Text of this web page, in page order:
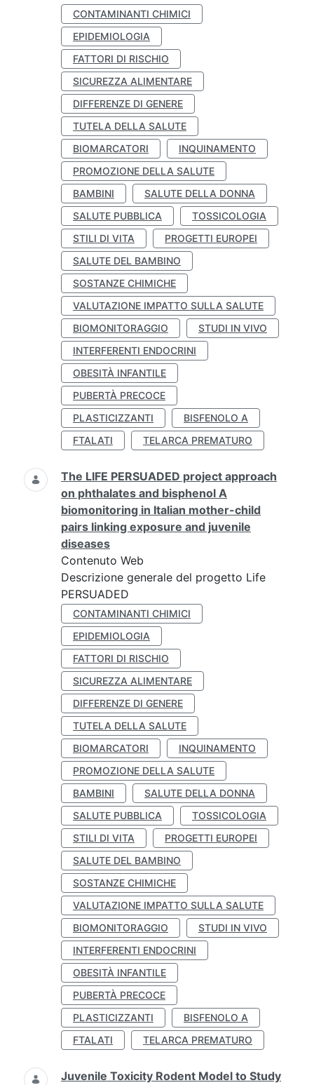
CONTAMINANTI CHIMICI
EPIDEMIOLOGIA
FATTORI DI RISCHIO
SICUREZZA ALIMENTARE
DIFFERENZE DI GENERE
TUTELA DELLA SALUTE
BIOMARCATORI
INQUINAMENTO
PROMOZIONE DELLA SALUTE
BAMBINI
SALUTE DELLA DONNA
SALUTE PUBBLICA
TOSSICOLOGIA
STILI DI VITA
PROGETTI EUROPEI
SALUTE DEL BAMBINO
SOSTANZE CHIMICHE
VALUTAZIONE IMPATTO SULLA SALUTE
BIOMONITORAGGIO
STUDI IN VIVO
INTERFERENTI ENDOCRINI
OBESITÀ INFANTILE
PUBERTÀ PRECOCE
PLASTICIZZANTI
BISFENOLO A
FTALATI
TELARCA PREMATURO
The LIFE PERSUADED project approach
on phthalates and bisphenol A
biomonitoring in Italian mother-child
pairs linking exposure and juvenile
diseases
Contenuto Web
Descrizione generale del progetto Life
PERSUADED
CONTAMINANTI CHIMICI
EPIDEMIOLOGIA
FATTORI DI RISCHIO
SICUREZZA ALIMENTARE
DIFFERENZE DI GENERE
TUTELA DELLA SALUTE
BIOMARCATORI
INQUINAMENTO
PROMOZIONE DELLA SALUTE
BAMBINI
SALUTE DELLA DONNA
SALUTE PUBBLICA
TOSSICOLOGIA
STILI DI VITA
PROGETTI EUROPEI
SALUTE DEL BAMBINO
SOSTANZE CHIMICHE
VALUTAZIONE IMPATTO SULLA SALUTE
BIOMONITORAGGIO
STUDI IN VIVO
INTERFERENTI ENDOCRINI
OBESITÀ INFANTILE
PUBERTÀ PRECOCE
PLASTICIZZANTI
BISFENOLO A
FTALATI
TELARCA PREMATURO
Juvenile Toxicity Rodent Model to Study